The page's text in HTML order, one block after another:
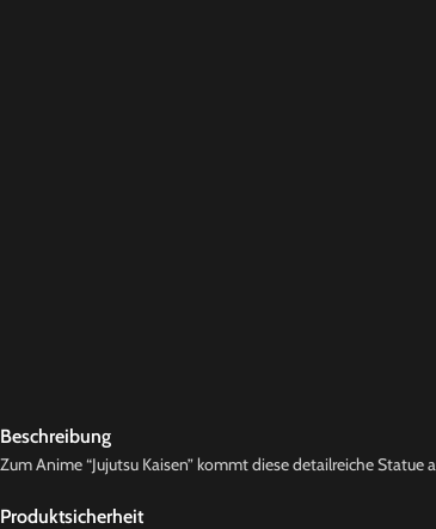
Beschreibung
Zum Anime “Jujutsu Kaisen” kommt diese detailreiche Statue
Produktsicherheit